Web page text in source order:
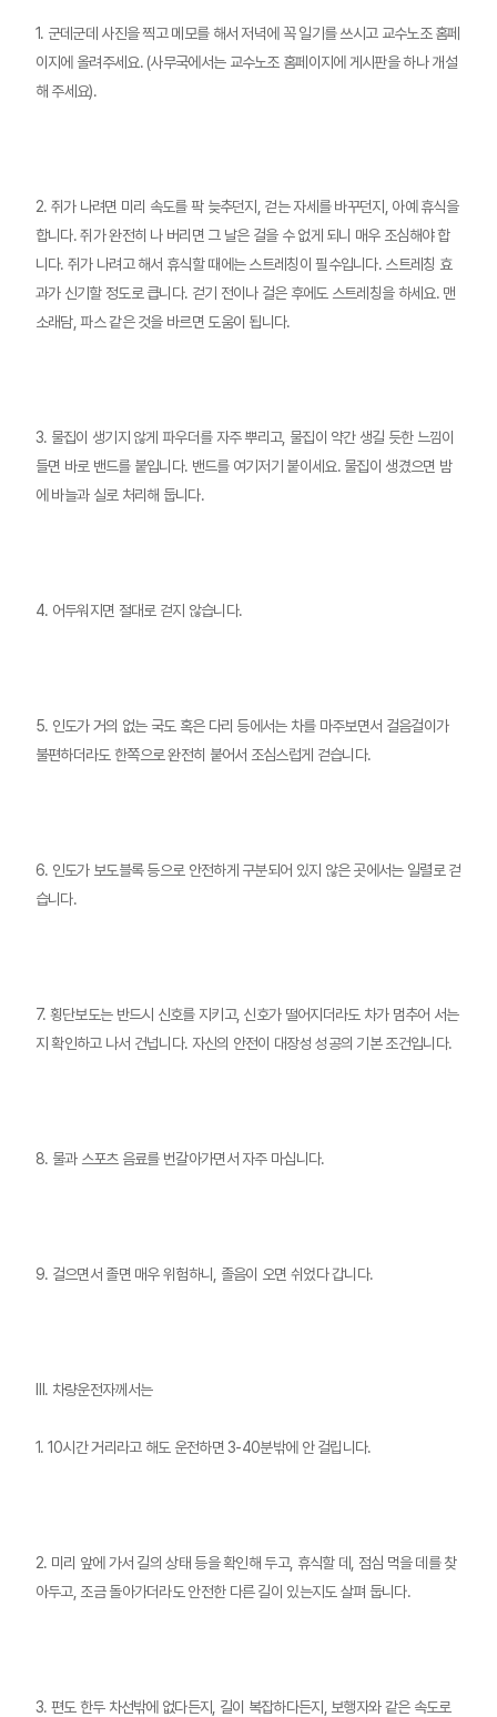
1. 군데군데 사진을 찍고 메모를 해서 저녁에 꼭 일기를 쓰시고 교수노조 홈페
이지에 올려주세요. (사무국에서는 교수노조 홈페이지에 게시판을 하나 개설
해 주세요).
2. 쥐가 나려면 미리 속도를 팍 늦추던지, 걷는 자세를 바꾸던지, 아예 휴식을
합니다. 쥐가 완전히 나 버리면 그 날은 걸을 수 없게 되니 매우 조심해야 합
니다. 쥐가 나려고 해서 휴식할 때에는 스트레칭이 필수입니다. 스트레칭 효
과가 신기할 정도로 큽니다. 걷기 전이나 걸은 후에도 스트레칭을 하세요. 맨
소래담, 파스 같은 것을 바르면 도움이 됩니다.
3. 물집이 생기지 않게 파우더를 자주 뿌리고, 물집이 약간 생길 듯한 느낌이
들면 바로 밴드를 붙입니다. 밴드를 여기저기 붙이세요. 물집이 생겼으면 밤
에 바늘과 실로 처리해 둡니다.
4. 어두워지면 절대로 걷지 않습니다.
5. 인도가 거의 없는 국도 혹은 다리 등에서는 차를 마주보면서 걸음걸이가
불편하더라도 한쪽으로 완전히 붙어서 조심스럽게 걷습니다.
6. 인도가 보도블록 등으로 안전하게 구분되어 있지 않은 곳에서는 일렬로 걷
습니다.
7. 횡단보도는 반드시 신호를 지키고, 신호가 떨어지더라도 차가 멈추어 서는
지 확인하고 나서 건넙니다. 자신의 안전이 대장성 성공의 기본 조건입니다.
8. 물과 스포츠 음료를 번갈아가면서 자주 마십니다.
9. 걸으면서 졸면 매우 위험하니, 졸음이 오면 쉬었다 갑니다.
Ⅲ. 차량운전자께서는
1. 10시간 거리라고 해도 운전하면 3-40분밖에 안 걸립니다.
2. 미리 앞에 가서 길의 상태 등을 확인해 두고, 휴식할 데, 점심 먹을 데를 찾
아두고, 조금 돌아가더라도 안전한 다른 길이 있는지도 살펴 둡니다.
3. 편도 한두 차선밖에 없다든지, 길이 복잡하다든지, 보행자와 같은 속도로